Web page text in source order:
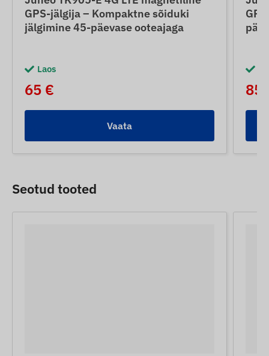
GPS-jälgija – Kompaktne sõiduki
jälgimine 45-päevase ooteajaga
Laos
65 €
Vaata
85
Seotud tooted